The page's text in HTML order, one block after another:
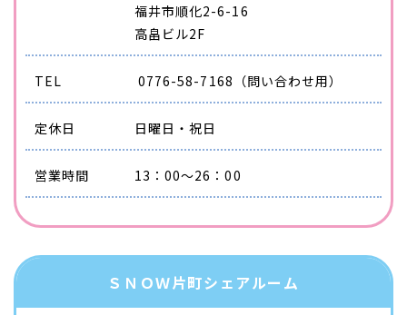
​​​​​​​福井市順化2-6-16
高畠ビル2F
TEL 0776-58-7168​​​​​​​ （問い合わせ用）
定休日 日曜日・祝日
営業時間 13：00～26：00
ＳＮＯＷ片町シェアルーム